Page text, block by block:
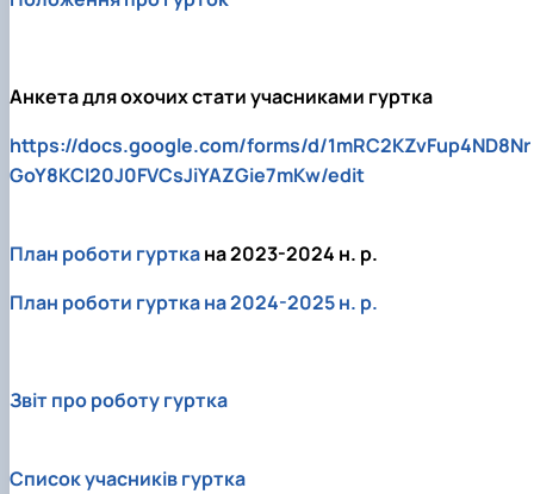
Анкета для охочих стати учасниками гуртка
https://docs.google.com/forms/d/1mRC2KZvFup4ND8Nr
GoY8KCI20J0FVCsJiYAZGie7mKw/edit
План роботи гурткана 2023-2024 н. р.
План роботи гуртка на 2024-2025 н. р.
Звіт про роботу гуртка
Список учасників гуртка